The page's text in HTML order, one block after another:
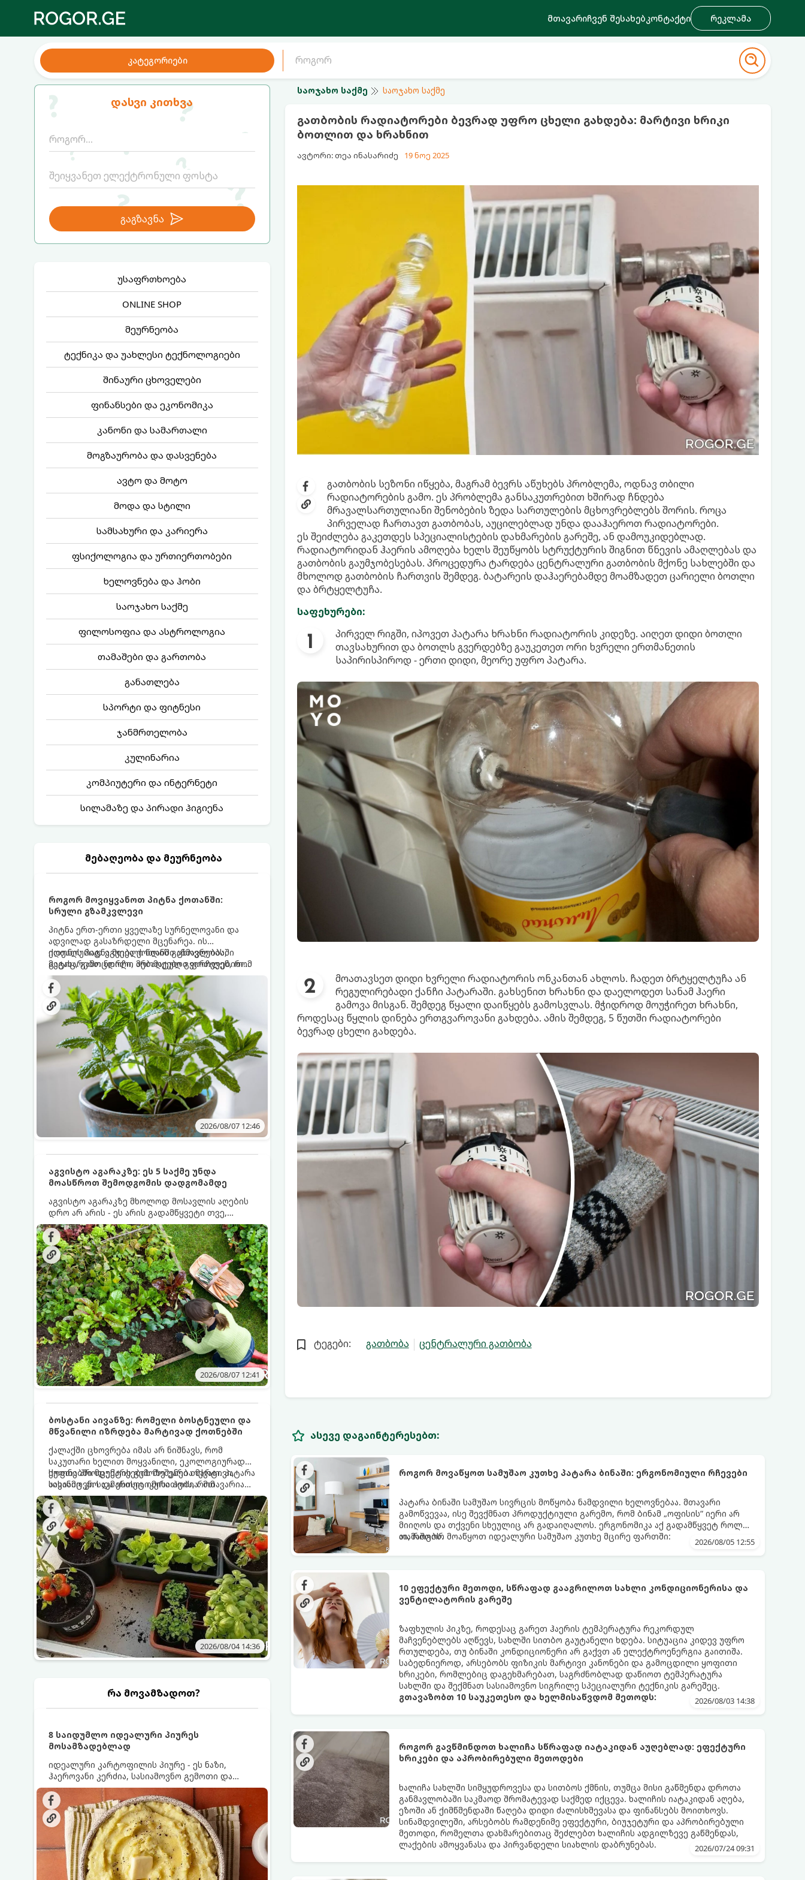
მთავარიჩვენ შესახებკონტაქტი რეკლამა
კატეგორიები
დასვი კითხვა
გაგზავნა
უსაფრთხოება
ONLINE SHOP
მეურნეობა
ტექნიკა და უახლესი ტექნოლოგიები
შინაური ცხოველები
ფინანსები და ეკონომიკა
კანონი და სამართალი
მოგზაურობა და დასვენება
ავტო და მოტო
მოდა და სტილი
სამსახური და კარიერა
ფსიქოლოგია და ურთიერთობები
ხელოვნება და ჰობი
საოჯახო საქმე
ფილოსოფია და ასტროლოგია
თამაშები და გართობა
განათლება
სპორტი და ფიტნესი
ჯანმრთელობა
კულინარია
კომპიუტერი და ინტერნეტი
სილამაზე და პირადი ჰიგიენა
მებაღეობა და მეურნეობა
როგორ მოვიყვანოთ პიტნა ქოთანში:
სრული გზამკვლევი
პიტნა ერთ-ერთი ყველაზე სურნელოვანი და
ადვილად გასაზრდელი მცენარეა. ის
იდეალურად ეგუება ქოთანში ცხოვრებას,
მეტიც, გამოცდილი მებაღეები გვირჩევენ, რომ
პიტნა მხოლოდ ქოთანში მოვიყვანოთ, რადგან
ღია გრუნტში (ბაღში) დარგვისას ის ფესვებით
ძალიან სწრაფად ვრცელდება და სხვა
მცენარეებს ავიწროებს.
ქოთნის პიტნა მთელი წლის განმავლობაში
გაგახარებთ ნორჩი, არომატული ფოთლებით
ჩაის, ლიმონათისა თუ კერძებისთვის.
2026/08/07 12:46
აგვისტო აგარაკზე: ეს 5 საქმე უნდა
მოასწროთ შემოდგომის დადგომამდე
აგვისტო აგარაკზე მხოლოდ მოსავლის აღების
დრო არ არის - ეს არის გადამწყვეტი თვე,
როდესაც საფუძველი ეყრება მომავალი წლის
მოსავალს და ბაღი მზადდება შემოდგომა-
ზამთრის სეზონისთვის. იმისათვის, რომ
ნიადაგმა ენერგია აღიდგინოს, ხოლო
მცენარეებმა ზამთარს გაუძლონ, აგვისტოს
ბოლომდე 5 მნიშვნელოვანი საქმის გაკეთება
უნდა მოასწროთ:
2026/08/07 12:41
ბოსტანი აივანზე: რომელი ბოსტნეული და
მწვანილი იზრდება მარტივად ქოთნებში
ქალაქში ცხოვრება იმას არ ნიშნავს, რომ
საკუთარი ხელით მოყვანილი, ეკოლოგიურად
სუფთა პროდუქტის გემოზე უარი თქვათ. პატარა
აივანიც კი საკმარისია იმისათვის, რომ
მოიწყოთ მინი-ბოსტანი, საიდანაც
ყოველდღიურად ახალ, არომატულ მწვანილსა
და ბოსტნეულს მოკრეფთ.
ქოთნებში მცენარეების მოშენება მარტივი,
სასიამოვნო და ესთეტიკური ჰობია. მთავარია
იცოდეთ, რომელი კულტურები ეგუებიან
ქოთნის პირობებს ყველაზე კარგად და როგორ
მოუაროთ მათ სწორად.
2026/08/04 14:36
რა მოვამზადოთ?
8 საიდუმლო იდეალური პიურეს
მოსამზადებლად
იდეალური კარტოფილის პიურე - ეს ნაზი,
ჰაეროვანი კერძია, სასიამოვნო გემოთი და
ნაღების-მოყვითალო ფერით. მისი მომზადება
ძალიან მარტივია, მაგრამ არსებობს რამდენიმე
საიდუმლო, რომლებიც უნდა იცოდეთ, რომ
პიურე იდეალურად გემრიელი გამოვიდეს.
საოჯახო საქმე საოჯახო საქმე
გათბობის რადიატორები ბევრად უფრო ცხელი გახდება: მარტივი ხრიკი
ბოთლით და ხრახნით
ავტორი: თეა ინასარიძე 19 ნოე 2025
გათბობის სეზონი იწყება, მაგრამ ბევრს აწუხებს პრობლემა, ოდნავ თბილი
რადიატორების გამო. ეს პრობლემა განსაკუთრებით ხშირად ჩნდება
მრავალსართულიანი შენობების ზედა სართულების მცხოვრებლებს შორის. როცა
პირველად ჩართავთ გათბობას, აუცილებლად უნდა დააჰაეროთ რადიატორები.
ეს შეიძლება გაკეთდეს სპეციალისტების დახმარების გარეშე, ან დამოუკიდებლად.
რადიატორიდან ჰაერის ამოღება ხელს შეუწყობს სტრუქტურის შიგნით წნევის ამაღლებას და
გათბობის გაუმჯობესებას. პროცედურა ტარდება ცენტრალური გათბობის მქონე სახლებში და
მხოლოდ გათბობის ჩართვის შემდეგ. ბატარეის დაჰაერებამდე მოამზადეთ ცარიელი ბოთლი
და ბრტყელტუჩა.
საფეხურები:
პირველ რიგში, იპოვეთ პატარა ხრახნი რადიატორის კიდეზე. აიღეთ დიდი ბოთლი
თავსახურით და ბოთლს გვერდებზე გაუკეთეთ ორი ხვრელი ერთმანეთის
საპირისპიროდ - ერთი დიდი, მეორე უფრო პატარა.
მოათავსეთ დიდი ხვრელი რადიატორის ონკანთან ახლოს. ჩადეთ ბრტყელტუჩა ან
რეგულირებადი ქანჩი პატარაში. გახსენით ხრახნი და დაელოდეთ სანამ ჰაერი
გამოვა მისგან. შემდეგ წყალი დაიწყებს გამოსვლას. მჭიდროდ მოუჭირეთ ხრახნი,
როდესაც წყლის დინება ერთგვაროვანი გახდება. ამის შემდეგ, 5 წუთში რადიატორები
ბევრად ცხელი გახდება.
ტეგები: გათბობა ცენტრალური გათბობა
ასევე დაგაინტერესებთ:
როგორ მოვაწყოთ სამუშაო კუთხე პატარა ბინაში: ერგონომიული რჩევები
პატარა ბინაში სამუშაო სივრცის მოწყობა ნამდვილი ხელოვნებაა. მთავარი
გამოწვევაა, ისე შევქმნათ პროდუქტიული გარემო, რომ ბინამ „ოფისის“ იერი არ
მიიღოს და თქვენი სხეულიც არ გადაიღალოს. ერგონომიკა აქ გადამწყვეტ როლს
თამაშობს.
აი, როგორ მოაწყოთ იდეალური სამუშაო კუთხე მცირე ფართში: 2026/08/05 12:55
10 ეფექტური მეთოდი, სწრაფად გააგრილოთ სახლი კონდიციონერისა და
ვენტილატორის გარეშე
ზაფხულის პიკზე, როდესაც გარეთ ჰაერის ტემპერატურა რეკორდულ
მაჩვენებლებს აღწევს, სახლში სითბო გაუტანელი ხდება. სიტუაცია კიდევ უფრო
რთულდება, თუ ბინაში კონდიციონერი არ გაქვთ ან ელექტროენერგია გაითიშა.
საბედნიეროდ, არსებობს ფიზიკის მარტივი კანონები და გამოცდილი ყოფითი
ხრიკები, რომლებიც დაგეხმარებათ, საგრძნობლად დაწიოთ ტემპერატურა
სახლში და შექმნათ სასიამოვნო სიგრილე სპეციალური ტექნიკის გარეშეც.
გთავაზობთ 10 საუკეთესო და ხელმისაწვდომ მეთოდს:
2026/08/03 14:38
როგორ გავწმინდოთ ხალიჩა სწრაფად იატაკიდან აუღებლად: ეფექტური
ხრიკები და აპრობირებული მეთოდები
ხალიჩა სახლში სიმყუდროვესა და სითბოს ქმნის, თუმცა მისი გაწმენდა დროთა
განმავლობაში საკმაოდ შრომატევად საქმედ იქცევა. ხალიჩის იატაკიდან აღება,
ეზოში ან ქიმწმენდაში წაღება დიდი ძალისხმევასა და ფინანსებს მოითხოვს.
სინამდვილეში, არსებობს რამდენიმე ეფექტური, ბიუჯეტური და აპრობირებული
მეთოდი, რომელთა დახმარებითაც შეძლებთ ხალიჩის ადგილზევე გაწმენდას,
ლაქების ამოყვანასა და პირვანდელი სიახლის დაბრუნებას.
2026/07/24 09:31